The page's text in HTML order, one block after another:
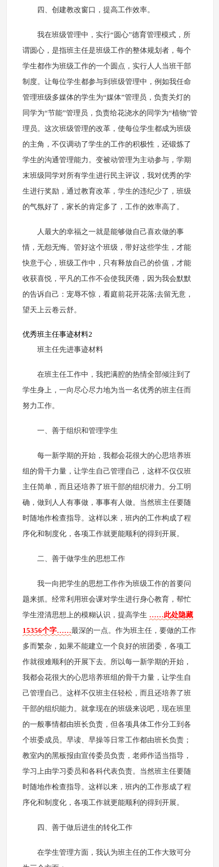
四、创建教改窗口，提高工作效率。
我在班级管理中，实行“圆心”德育管理模式，所
谓圆心，是指班主任是班级工作的整体规划者，每个
学生都作为班级工作的一个圆点，实行人人当班干部
制度。让每位学生都参与到班级管理中，例如我任命
管理班级多媒体的学生为“媒体”管理员，负责关灯的
同学为“节能”管理员，负责给花浇水的同学为“植物”管
理员。这次班级管理的改革，使每位学生都成为班级
的主角，不仅调动了学生的工作的积极性，还锻炼了
学生的沟通管理能力。变被动管理为主动参与，学期
末班级同学对所有学生进行民主评议，我对优秀的学
生进行奖励，通过教育改革，学生的违纪少了，班级
的气氛好了，家长的肯定多了，工作的效率高了。
人最大的幸福之一就是能够做自己喜欢做的事
情，无怨无悔。管好这个班级，带好这些学生，才能
快意于心，班级工作中，只有释放自己的价值，才能
收获喜悦，平凡的工作不会使我厌倦，因为我会默默
的告诉自己：宠辱不惊，看庭前花开花落;去留无意，
望天上云卷云舒。
优秀班主任事迹材料2
班主任先进事迹材料
在班主任工作中，我把满腔的热情全部倾注到了
学生身上，一向尽心尽力地为当一名优秀的班主任而
努力工作。
一、善于组织和管理学生
每一新学期的开始，我都会花很大的心思培养班
组的骨干力量，让学生自己管理自己，这样不仅仅班
主任简单，而且还培养了班干部的组织潜力。分工明
确，做到人人有事做，事事有人做。当然班主任要随
时随地作检查指导。这样以来，班内的工作构成了程
序化和制度化，各项工作就更能顺利的得到开展。
二、善于做学生的思想工作
我一向把学生的思想工作作为班级工作的首要问
题来抓。经常利用班会课对学生进行身心教育，帮忙
学生澄清思想上的模糊认识，提高学生 ……此处隐藏
15356个字……最深的一点。作为班主任，要做的工作
多而繁杂，如果不能建立一个良好的班团委，各项工
作就很难顺利的开展下去。所以每一新学期的开始，
我都会花很大的心思培养班组的骨干力量，让学生自
己管理自己。这样不仅班主任轻松，而且还培养了班
干部的组织能力。就拿现在的班级来说吧，现在班里
的一般事情都由班长负责，但各项具体工作分工到各
个班委成员。早读、早操等日常工作都由班长负责；
教室内的黑板报由宣传委员负责，老师作适当指导，
学习上由学习委员和各科代表负责。当然班主任要随
时随地作检查指导。这样以来，班内的工作形成了程
序化和制度化，各项工作就更能顺利的得到开展。
四、善于做后进生的转化工作
在学生管理方面，我认为班主任的工作大致可分